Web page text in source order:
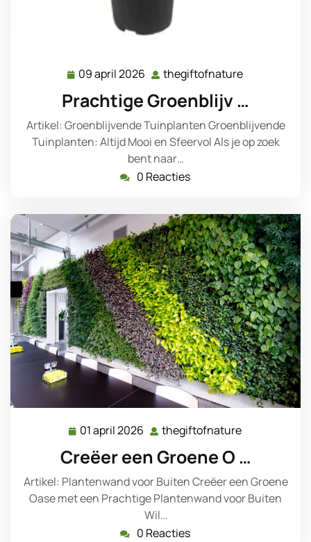
09 april 2026 09
april
2026
thegiftofnature
Prachtige Groenblijv …
Artikel: Groenblijvende Tuinplanten Groenblijvende
Tuinplanten: Altijd Mooi en Sfeervol Als je op zoek
bent naar…
0 Reacties
01 april 2026 01
april
2026
thegiftofnature
Creëer een Groene O …
Artikel: Plantenwand voor Buiten Creëer een Groene
Oase met een Prachtige Plantenwand voor Buiten
Wil…
0 Reacties